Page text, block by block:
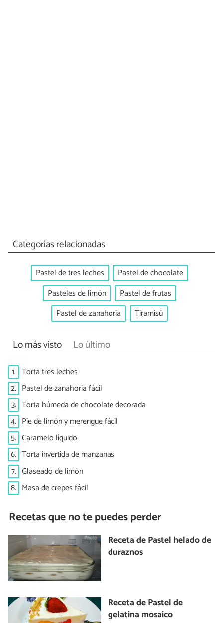
Categorías relacionadas
Pastel de tres leches
Pastel de chocolate
Pasteles de limón
Pastel de frutas
Pastel de zanahoria
Tiramisú
Lo más visto Lo último
1. Torta tres leches
2. Pastel de zanahoria fácil
3. Torta húmeda de chocolate decorada
4. Pie de limón y merengue fácil
5. Caramelo líquido
6. Torta invertida de manzanas
7. Glaseado de limón
8. Masa de crepes fácil
Recetas que no te puedes perder
Receta de Pastel helado de
duraznos
Receta de Pastel de
gelatina mosaico